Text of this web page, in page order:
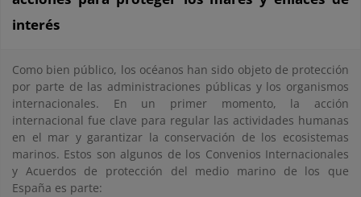
interés
Como bien público, los océanos han sido objeto de protección
por parte de las administraciones públicas y los organismos
internacionales. En un primer momento, la acción
internacional fue clave para regular las actividades humanas
en el mar y garantizar la conservación de los ecosistemas
marinos. Estos son algunos de los Convenios Internacionales
y Acuerdos de protección del medio marino de los que
España es parte: